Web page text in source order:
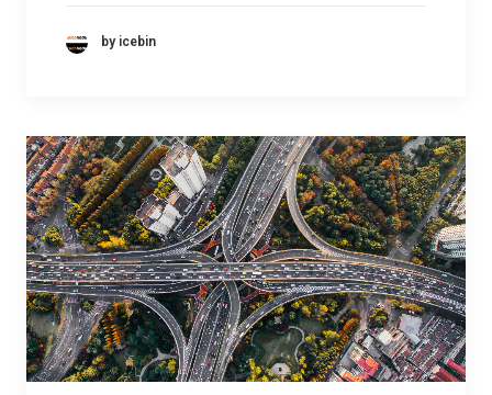
by icebin